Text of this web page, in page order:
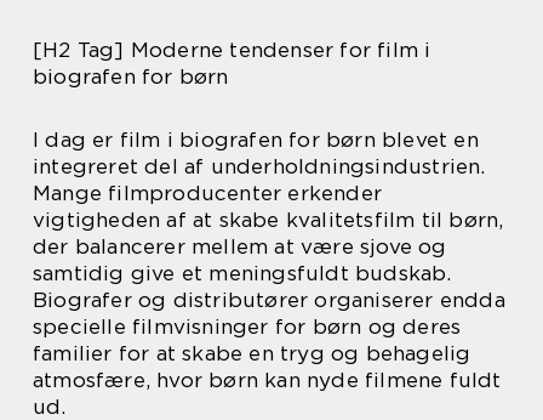
[H2 Tag] Moderne tendenser for film i
biografen for børn
I dag er film i biografen for børn blevet en
integreret del af underholdningsindustrien.
Mange filmproducenter erkender
vigtigheden af at skabe kvalitetsfilm til børn,
der balancerer mellem at være sjove og
samtidig give et meningsfuldt budskab.
Biografer og distributører organiserer endda
specielle filmvisninger for børn og deres
familier for at skabe en tryg og behagelig
atmosfære, hvor børn kan nyde filmene fuldt
ud.